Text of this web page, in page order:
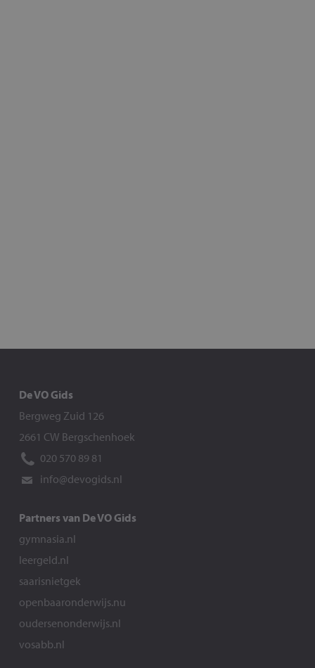
De VO Gids
Bergweg Zuid 126
2661 CW Bergschenhoek
020 570 89 81
info@devogids.nl
Partners van De VO Gids
gymnasia.nl
leergeld.nl
saarisnietgek
openbaaronderwijs.nu
oudersenonderwijs.nl
vosabb.nl